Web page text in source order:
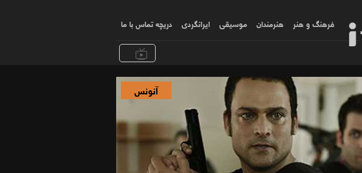
فرهنگ و هنر هنرمندان موسیقی ایرانگردی دریچه تماس با ما
آنونس